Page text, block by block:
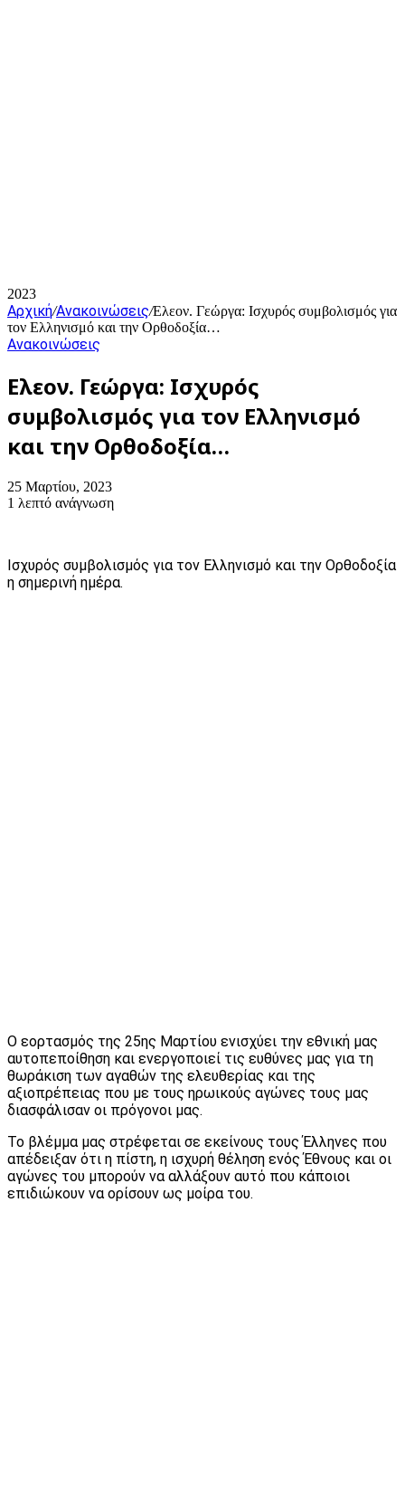
2023
Αρχική/Ανακοινώσεις/Ελεον. Γεώργα: Ισχυρός συμβολισμός για
τον Ελληνισμό και την Ορθοδοξία…
Ανακοινώσεις
Ελεον. Γεώργα: Ισχυρός
συμβολισμός για τον Ελληνισμό
και την Ορθοδοξία…
25 Μαρτίου, 2023
1 λεπτό ανάγνωση
Ισχυρός συμβολισμός για τον Ελληνισμό και την Ορθοδοξία
η σημερινή ημέρα.
Ο εορτασμός της 25ης Μαρτίου ενισχύει την εθνική μας
αυτοπεποίθηση και ενεργοποιεί τις ευθύνες μας για τη
θωράκιση των αγαθών της ελευθερίας και της
αξιοπρέπειας που με τους ηρωικούς αγώνες τους μας
διασφάλισαν οι πρόγονοι μας.
Το βλέμμα μας στρέφεται σε εκείνους τους Έλληνες που
απέδειξαν ότι η πίστη, η ισχυρή θέληση ενός Έθνους και οι
αγώνες του μπορούν να αλλάξουν αυτό που κάποιοι
επιδιώκουν να ορίσουν ως μοίρα του.